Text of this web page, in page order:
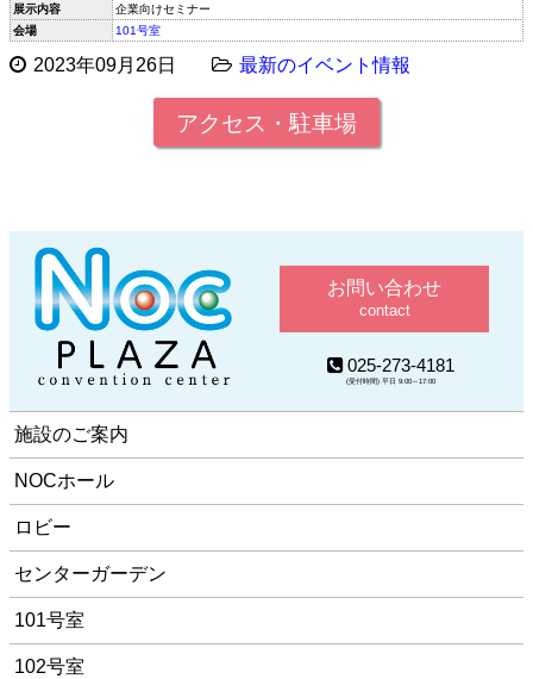
展示内容
企業向けセミナー
会場
101号室
2023年09月26日 最新のイベント情報
アクセス・駐車場
お問い合わせ
contact
025-273-4181
(受付時間) 平日 9:00～17:00
施設のご案内
NOCホール
ロビー
センターガーデン
101号室
102号室